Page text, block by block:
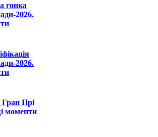
гонка
2026.
2026.
Гран Прі
моменти